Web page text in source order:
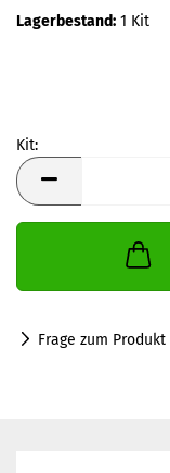
Lagerbestand: 1 Kit
Kit:
Kit
Frage zum Produkt